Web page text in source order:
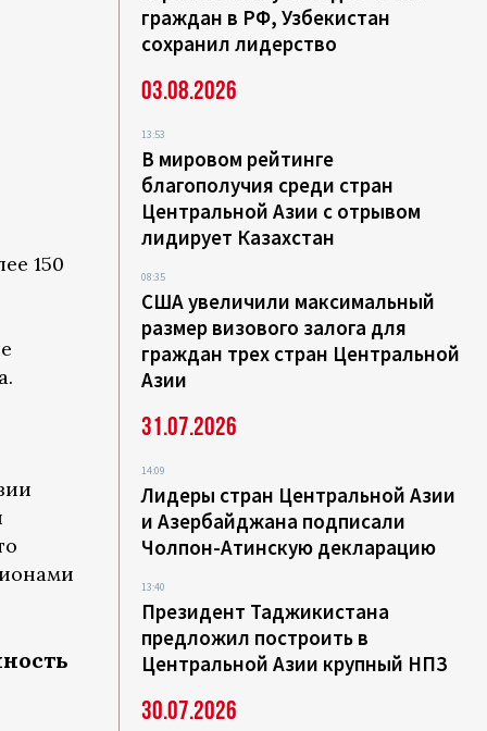
150
граждан в РФ, Узбекистан
сохранил лидерство
03.08.2026
13:53
В мировом рейтинге
благополучия среди стран
Центральной Азии с отрывом
лидирует Казахстан
08:35
США увеличили максимальный
размер визового залога для
граждан трех стран Центральной
Азии
31.07.2026
14:09
Лидеры стран Центральной Азии
и Азербайджана подписали
Чолпон-Атинскую декларацию
13:40
Президент Таджикистана
предложил построить в
Центральной Азии крупный НПЗ
30.07.2026